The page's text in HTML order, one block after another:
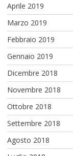
Aprile 2019
Marzo 2019
Febbraio 2019
Gennaio 2019
Dicembre 2018
Novembre 2018
Ottobre 2018
Settembre 2018
Agosto 2018